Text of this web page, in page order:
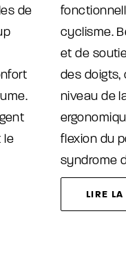
de
le
cyclisme.
et de
des doigts,
niveau de
flexion du
syndrome
LIRE